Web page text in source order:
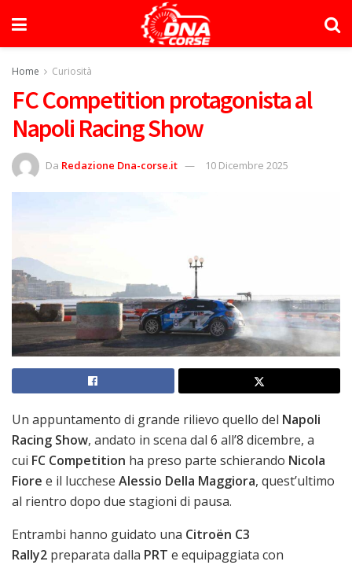
Home Curiosità
FC Competition protagonista al
Napoli Racing Show
Da Redazione Dna-corse.it 10 Dicembre 2025
Un appuntamento di grande rilievo quello del Napoli
Racing Show, andato in scena dal 6 all’8 dicembre, a
cui FC Competition ha preso parte schierando Nicola
Fiore e il lucchese Alessio Della Maggiora, quest’ultimo
al rientro dopo due stagioni di pausa.
Entrambi hanno guidato una Citroën C3
Rally2 preparata dalla PRT e equipaggiata con